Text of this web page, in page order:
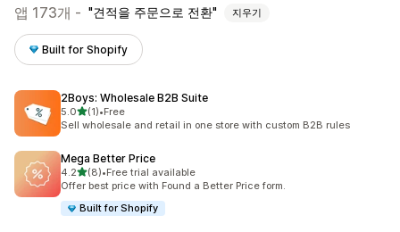
앱 173개 - 견적을 주문으로 전환 지우기
Built for Shopify
2Boys: Wholesale B2B Suite
5.0별 5개 중
(1)
총 리뷰 1개
•Free
Sell wholesale and retail in one store with custom B2B rules
Mega Better Price
4.2별 5개 중
(8)
총 리뷰 8개
•Free trial available
Offer best price with Found a Better Price form.
Built for Shopify